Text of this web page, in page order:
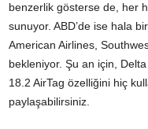
benzerlik gösterse de, her
sunuyor. ABD’de ise hala
American Airlines,
bekleniyor. Şu an için,
18.2 AirTag özelliğini hiç
paylaşabilirsiniz.